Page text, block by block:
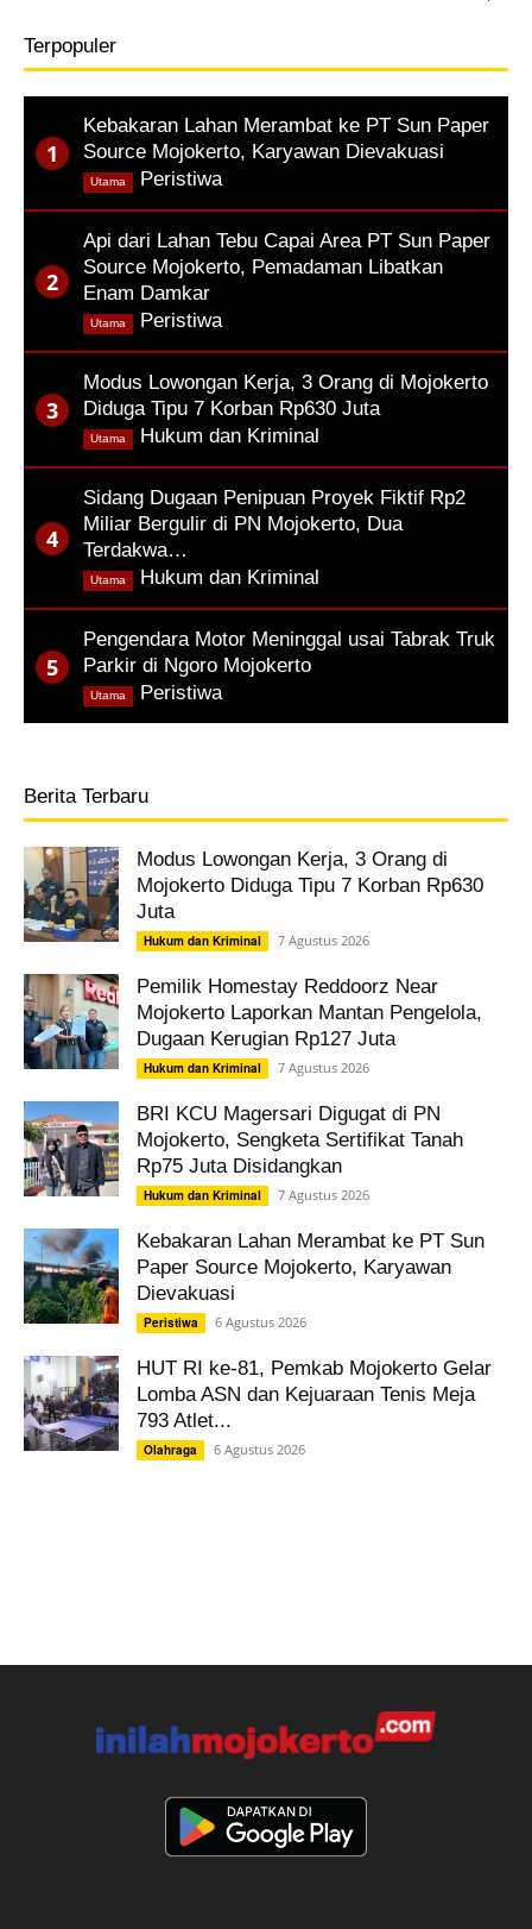
Terpopuler
Kebakaran Lahan Merambat ke PT Sun Paper
Source Mojokerto, Karyawan Dievakuasi
Peristiwa,
Utama
Api dari Lahan Tebu Capai Area PT Sun Paper
Source Mojokerto, Pemadaman Libatkan
Enam Damkar
Peristiwa,
Utama
Modus Lowongan Kerja, 3 Orang di Mojokerto
Diduga Tipu 7 Korban Rp630 Juta
Hukum dan Kriminal
Utama
Sidang Dugaan Penipuan Proyek Fiktif Rp2
Miliar Bergulir di PN Mojokerto, Dua
Terdakwa…
Hukum dan Kriminal
Utama
Pengendara Motor Meninggal usai Tabrak Truk
Parkir di Ngoro Mojokerto
Peristiwa,
Utama
Berita Terbaru
Modus Lowongan Kerja, 3 Orang di
Mojokerto Diduga Tipu 7 Korban Rp630
Juta
Hukum dan Kriminal 7 Agustus 2026
Pemilik Homestay Reddoorz Near
Mojokerto Laporkan Mantan Pengelola,
Dugaan Kerugian Rp127 Juta
Hukum dan Kriminal 7 Agustus 2026
BRI KCU Magersari Digugat di PN
Mojokerto, Sengketa Sertifikat Tanah
Rp75 Juta Disidangkan
Hukum dan Kriminal 7 Agustus 2026
Kebakaran Lahan Merambat ke PT Sun
Paper Source Mojokerto, Karyawan
Dievakuasi
Peristiwa 6 Agustus 2026
HUT RI ke-81, Pemkab Mojokerto Gelar
Lomba ASN dan Kejuaraan Tenis Meja
793 Atlet...
Olahraga 6 Agustus 2026